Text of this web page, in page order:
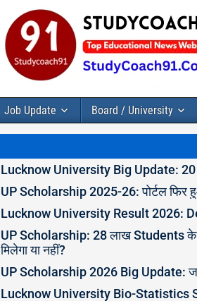
Job Update Board / University
Lucknow University Big Update:
UP Scholarship 2025-26: पोर्टल
Lucknow University Result 2026:
UP Scholarship: 28 लाख Students के
मिलेगा या नहीं?
UP Scholarship 2026 Big Update:
Lucknow University Bio-Statistics